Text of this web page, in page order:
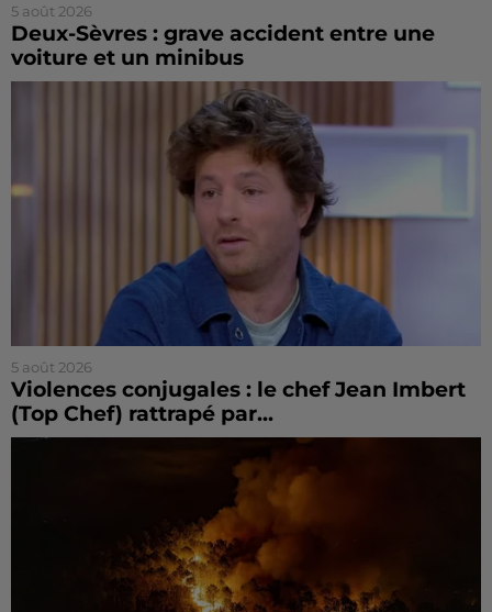
5 août 2026
Deux-Sèvres : grave accident entre une
voiture et un minibus
5 août 2026
Violences conjugales : le chef Jean Imbert
(Top Chef) rattrapé par...